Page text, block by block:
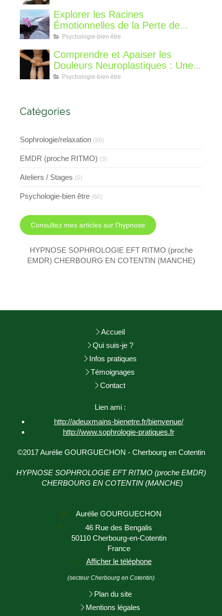
différent?
Explorer les Racines
Émotionnelles de la Perte de
Poids : Un Voyage Intérieur
Psychologie-bien être
Comprendre et Apaiser les
Douleurs Neuroplastiques : Une
Approche avec l'Hypnose,
Psychologie-bien être
Catégories
Sophrologie/relaxation (88)
EMDR (proche RITMO) (3)
Ateliers / Stages (5)
Psychologie-bien être (60)
Consultez mes articles sur l'hypnose
HYPNOSE SOPHROLOGIE EFT RITMO (proche
EMDR) CHERBOURG EN COTENTIN (MANCHE)
Accueil
Qui suis-je ?
Infos pratiques
Témoignages
Contact
Lien ami :
http://adeuxmains-bienetre.fr/bienvenue/
http://www.sophrologie-pratiques.fr
©2017 Aurélie GOURGUECHON - Cherbourg en Cotentin
HYPNOSE SOPHROLOGIE EFT RITMO (proche EMDR)
CHERBOURG EN COTENTIN (MANCHE)
Aurélie GOURGUECHON
46 Rue des Bengalis
50110 Cherbourg-en-Cotentin
France
Afficher le téléphone
(secteur Cherbourg en Cotentin)
Plan du site
Mentions légales